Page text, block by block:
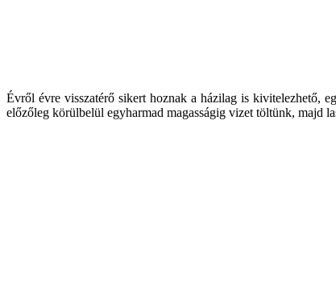
Évről évre visszatérő sikert hoznak a házilag is kivitelezhető,
előzőleg körülbelül egyharmad magasságig vizet töltünk, majd